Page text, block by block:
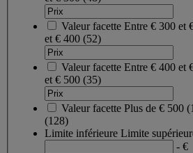
Valeur facette Entre € 300 et
et € 400 (52)
Valeur facette Entre € 400 et
et € 500 (35)
Valeur facette Plus de € 500 (
(128)
Limite inférieure Limite
- €